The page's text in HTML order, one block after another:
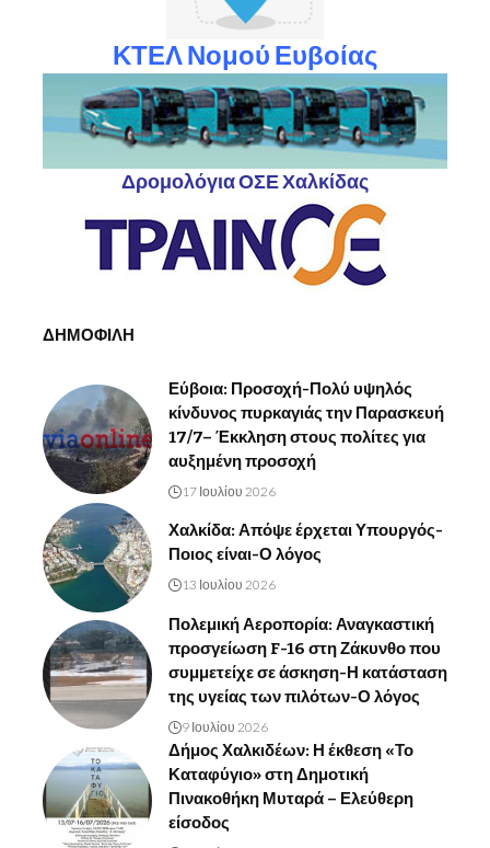
ΚΤΕΛ Νομού Ευβοίας
Δρομολόγια ΟΣΕ Χαλκίδας
ΔΗΜΟΦΙΛΗ
Εύβοια: Προσοχή-Πολύ υψηλός
κίνδυνος πυρκαγιάς την Παρασκευή
17/7– Έκκληση στους πολίτες για
αυξημένη προσοχή
17 Ιουλίου 2026
Χαλκίδα: Απόψε έρχεται Υπουργός-
Ποιος είναι-Ο λόγος
13 Ιουλίου 2026
Πολεμική Αεροπορία: Αναγκαστική
προσγείωση F-16 στη Ζάκυνθο που
συμμετείχε σε άσκηση-Η κατάσταση
της υγείας των πιλότων-Ο λόγος
9 Ιουλίου 2026
Δήμος Χαλκιδέων: Η έκθεση «Το
Καταφύγιο» στη Δημοτική
Πινακοθήκη Μυταρά – Ελεύθερη
είσοδος